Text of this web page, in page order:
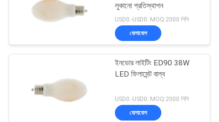
লুকানো প্রতিস্থাপন
USD0.-USD0. MOQ:2000 পিসি
যোগাযোগ
ইনডোর লাইটিং ED90 38W
LED ফিলামেন্ট বাল্ব
USD0.-USD0. MOQ:2000 পিসি
যোগাযোগ